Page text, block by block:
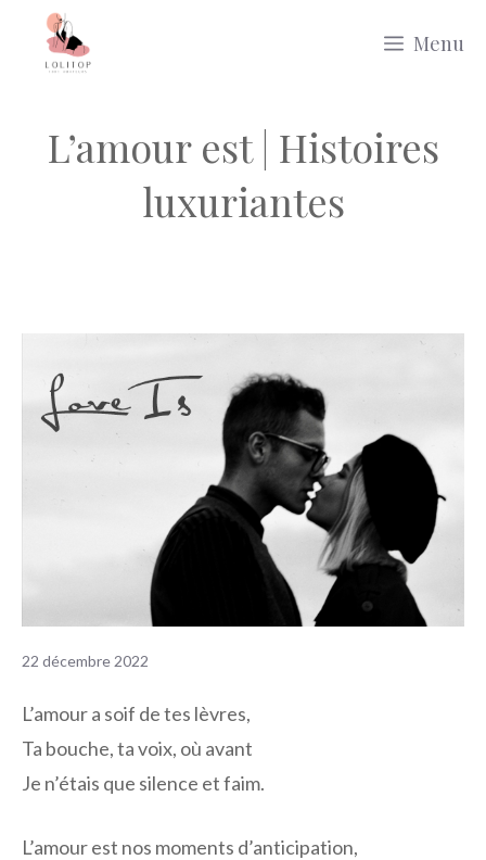
Menu
L’amour est | Histoires
luxuriantes
22 décembre 2022
L’amour a soif de tes lèvres,
Ta bouche, ta voix, où avant
Je n’étais que silence et faim.
L’amour est nos moments d’anticipation,